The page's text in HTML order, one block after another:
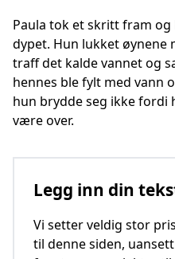
Paula tok et skritt fram
dypet. Hun lukket øynene
traff det kalde vannet og
hennes ble fylt med vann
hun brydde seg ikke fordi
være over.
Legg inn din
Vi setter veldig stor
til denne siden,